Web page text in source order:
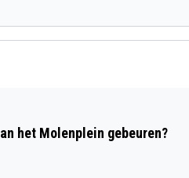
SCHOON (VIDEO)
het Molenplein gebeuren?